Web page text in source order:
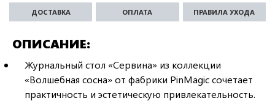
ОПИСАНИЕ
ДОСТАВКА ОПЛАТА ПРАВИЛА УХОДА
Журнальный стол «Сервина» из коллекции
«Волшебная сосна» от фабрики PinMagic сочетает
практичность и эстетическую привлекательность.